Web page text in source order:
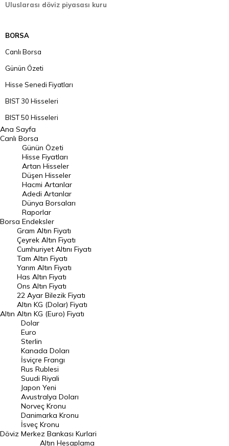
Uluslarası döviz piyasası kuru
BORSA
Canlı Borsa
Günün Özeti
Hisse Senedi Fiyatları
BIST 30 Hisseleri
BIST 50 Hisseleri
BIST 100 Hisseleri
En Çok Artan Hisseler
En Çok Düşen Hisseler
Hacmi Artanlar
Geçmiş Kapanışlar
Dünya Borsaları
Raporlar
Endeksler
DÖVİZ
Döviz Kuru
Dolar Kuru
Euro Kuru
Pound Kuru
Frank Kuru
Riyal Kuru
Avustralya Doları
Danimarka Kronu Kuru
Kanada Doları Kuru
Norveç Kronu Kuru
Ana Sayfa
Canlı Borsa
Borsa
Günün Özeti
Hisse Fiyatları
Artan Hisseler
Düşen Hisseler
Hacmi Artanlar
Adedi Artanlar
Dünya Borsaları
Raporlar
Endeksler
Altın
Gram Altın Fiyatı
Çeyrek Altın Fiyatı
Cumhuriyet Altını Fiyatı
Tam Altın Fiyatı
Yarım Altın Fiyatı
Has Altın Fiyatı
Ons Altın Fiyatı
22 Ayar Bilezik Fiyatı
Altın KG (Dolar) Fiyatı
Altın KG (Euro) Fiyatı
Döviz
Dolar
Euro
Sterlin
Kanada Doları
İsviçre Frangı
Rus Rublesi
Suudi Riyali
Japon Yeni
Avustralya Doları
Norveç Kronu
Danimarka Kronu
İsveç Kronu
Merkez Bankası Kurlari
Altın Hesaplama